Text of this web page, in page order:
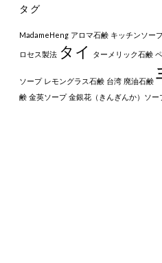
タグ
MadameHeng アロマ石鹸 キッチンソー
ロセス製法 タイ ターメリック石鹸
ソープ レモングラス石鹸 台湾 廃油石鹸
鹸 金英ソープ 金銀花（きんぎんか）ソー